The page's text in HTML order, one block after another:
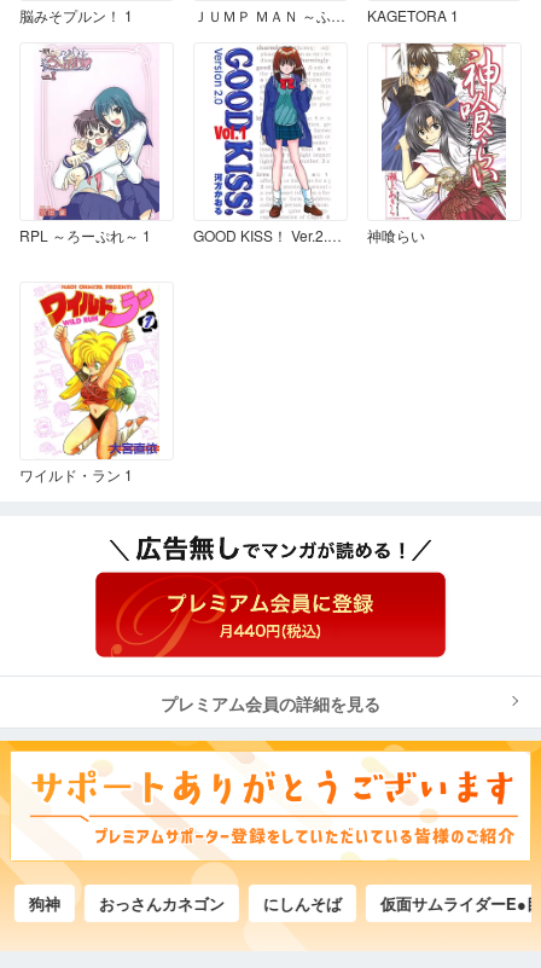
脳みそプルン！ 1 ＪＵＭＰ ＭＡＮ ～ふたりの大障害～ 1 KAGETORA 1
RPL ～ろーぷれ～ 1 GOOD KISS！ Ver.2.0 1 神喰らい
ワイルド・ラン 1
プレミアム会員の詳細を見る
おっさんカネゴン にしんそば 仮面サムライダーE●目●ﾖ